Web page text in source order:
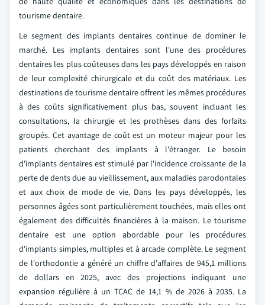
tourisme dentaire.
Le segment des implants dentaires continue de dominer le
marché. Les implants dentaires sont l'une des procédures
dentaires les plus coûteuses dans les pays développés en raison
de leur complexité chirurgicale et du coût des matériaux. Les
destinations de tourisme dentaire offrent les mêmes procédures
à des coûts significativement plus bas, souvent incluant les
consultations, la chirurgie et les prothèses dans des forfaits
groupés. Cet avantage de coût est un moteur majeur pour les
patients cherchant des implants à l'étranger. Le besoin
d'implants dentaires est stimulé par l'incidence croissante de la
perte de dents due au vieillissement, aux maladies parodontales
et aux choix de mode de vie. Dans les pays développés, les
personnes âgées sont particulièrement touchées, mais elles ont
également des difficultés financières à la maison. Le tourisme
dentaire est une option abordable pour les procédures
d'implants simples, multiples et à arcade complète. Le segment
de l'orthodontie a généré un chiffre d'affaires de 945,1 millions
de dollars en 2025, avec des projections indiquant une
expansion régulière à un TCAC de 14,1 % de 2026 à 2035. La